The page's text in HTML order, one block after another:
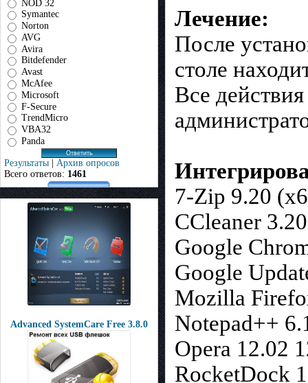
NOD 32
Symantec
Norton
AVG
Avira
Bitdefender
Avast
McAfee
Microsoft
F-Secure
TrendMicro
VBA32
Panda
Результаты | Архив опросов
Всего ответов: 1461
Advanced SystemCare Free 3.8.0
Лечение:
После
столе
Все
7-Zip 9.20
CCleaner 3.20
Google
Google
Mozilla
Notepad++
Opera 12.02
RocketDock